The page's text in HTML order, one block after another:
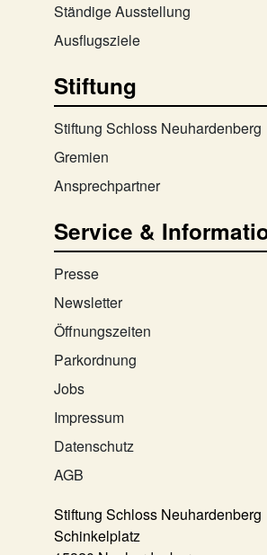
Ständige Ausstellung
Ausflugsziele
Stiftung
Stiftung Schloss Neuhardenberg
Gremien
Ansprechpartner
Service &
Presse
Newsletter
Öffnungszeiten
Parkordnung
Jobs
Impressum
Datenschutz
AGB
Stiftung Schloss Neuhardenberg
Schinkelplatz